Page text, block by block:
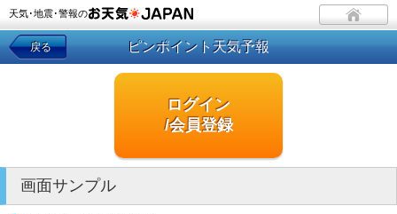
天気･地震･警報の
戻る ピンポイント天気予報
ログイン
/会員登録
画面サンプル